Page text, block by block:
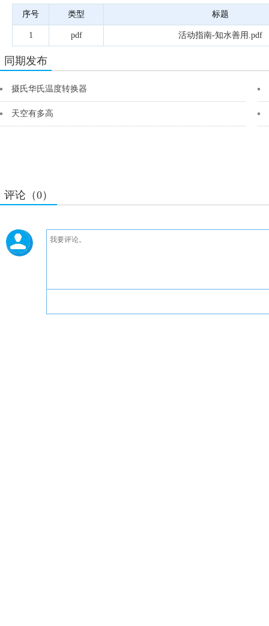
序号 类型 标题
1 pdf 活动指南-知水善用.pdf
同期发布
摄氏华氏温度转换器
天空有多高
评论（0）